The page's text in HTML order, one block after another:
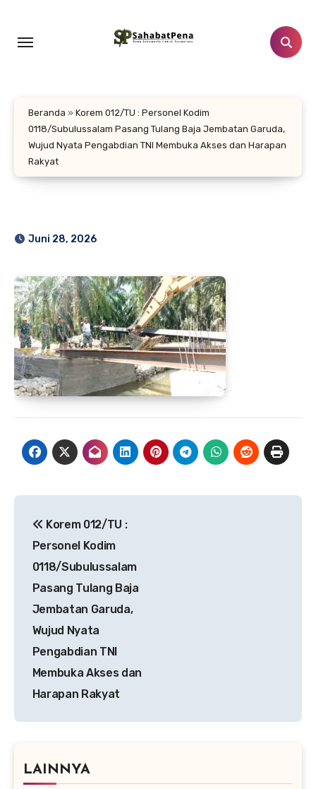
konten
Beranda » Korem 012/TU : Personel Kodim
0118/Subulussalam Pasang Tulang Baja Jembatan Garuda,
Wujud Nyata Pengabdian TNI Membuka Akses dan Harapan
Rakyat
Juni 28, 2026
pos
Korem 012/TU :
Personel Kodim
0118/Subulussalam
Pasang Tulang Baja
Jembatan Garuda,
Wujud Nyata
Pengabdian TNI
Membuka Akses dan
Harapan Rakyat
LAINNYA